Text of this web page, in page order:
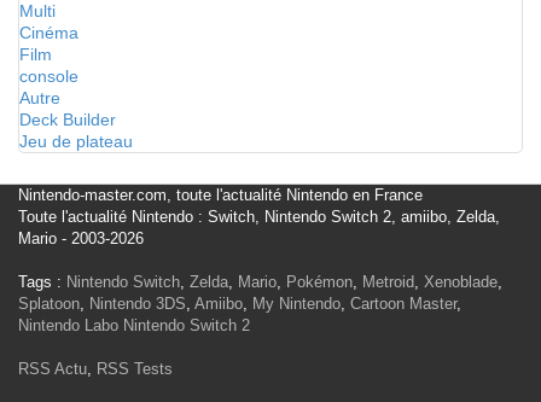
Multi
Cinéma
Film
console
Autre
Deck Builder
Jeu de plateau
Nintendo-master.com, toute l'actualité Nintendo en France
Toute l'actualité Nintendo : Switch, Nintendo Switch 2, amiibo, Zelda,
Mario - 2003-2026
Tags : Nintendo Switch, Zelda, Mario, Pokémon, Metroid, Xenoblade,
Splatoon, Nintendo 3DS, Amiibo, My Nintendo, Cartoon Master,
Nintendo Labo Nintendo Switch 2
RSS Actu, RSS Tests